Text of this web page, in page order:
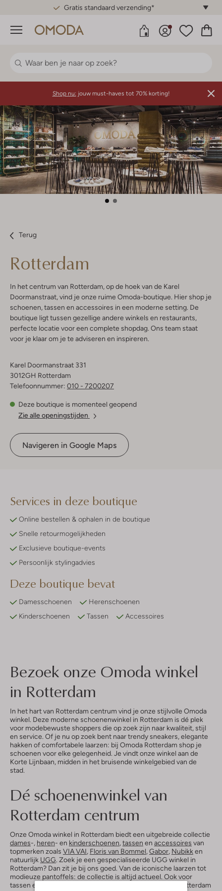
Gratis standaard verzending*
Menu
Shop nu: jouw must-haves tot 70% korting!
Terug
Rotterdam
In het centrum van Rotterdam, op de hoek van de Karel
Doormanstraat, vind je onze ruime Omoda-boutique. Hier shop je
schoenen, tassen en accessoires in een moderne setting. De
boutique ligt tussen gezellige andere winkels en restaurants,
perfecte locatie voor een complete shopdag. Ons team staat
voor je klaar om je te adviseren en inspireren.
Karel Doormanstraat 331
3012GH Rotterdam
Telefoonnummer: 010 - 7200207
Deze boutique is momenteel geopend
Zie alle openingstijden
Navigeren in Google Maps
Services in deze boutique
Online bestellen & ophalen in de boutique
Snelle retourmogelijkheden
Exclusieve boutique-events
Persoonlijk stylingadvies
Deze boutique bevat
Damesschoenen
Herenschoenen
Kinderschoenen
Tassen Accessoires
Bezoek onze Omoda winkel
in Rotterdam
In het hart van Rotterdam centrum vind je onze stijlvolle Omoda
winkel. Deze moderne schoenenwinkel in Rotterdam is dé plek
voor modebewuste shoppers die op zoek zijn naar kwaliteit, stijl
en service. Of je nu op zoek bent naar trendy sneakers, elegante
hakken of comfortabele laarzen: bij Omoda Rotterdam shop je
schoenen voor elke gelegenheid. Je vindt onze winkel aan de
Korte Lijnbaan, midden in het bruisende winkelgebied van de
stad.
Dé schoenenwinkel van
Rotterdam centrum
Onze Omoda winkel in Rotterdam biedt een uitgebreide collectie
dames-, heren- en kinderschoenen,tassen en accessoires van
topmerken zoals VIA VAI, Floris van Bommel,Gabor, Nubikk en
natuurlijk UGG. Zoek je een gespecialiseerde UGG winkel in
Rotterdam? Dan zit je bij ons goed. Van de iconische laarzen tot
modieuze pantoffels: de collectie is altijd actueel. Ook voor
tassen en accessoires ben je bij onze tassen winkel in Rotterdam